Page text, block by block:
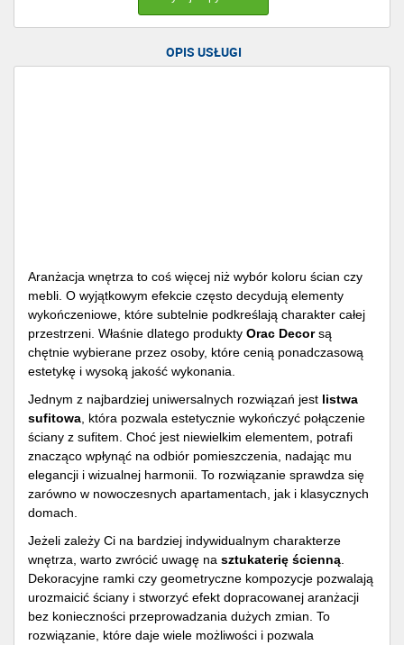
OPIS USŁUGI
Aranżacja wnętrza to coś więcej niż wybór koloru ścian czy
mebli. O wyjątkowym efekcie często decydują elementy
wykończeniowe, które subtelnie podkreślają charakter całej
przestrzeni. Właśnie dlatego produkty Orac Decorsą
chętnie wybierane przez osoby, które cenią ponadczasową
estetykę i wysoką jakość wykonania.
Jednym z najbardziej uniwersalnych rozwiązań jest listwa
sufitowa , która pozwala estetycznie wykończyć połączenie
ściany z sufitem. Choć jest niewielkim elementem, potrafi
znacząco wpłynąć na odbiór pomieszczenia, nadając mu
elegancji i wizualnej harmonii. To rozwiązanie sprawdza się
zarówno w nowoczesnych apartamentach, jak i klasycznych
domach.
Jeżeli zależy Ci na bardziej indywidualnym charakterze
wnętrza, warto zwrócić uwagę na sztukaterię ścienną
Dekoracyjne ramki czy geometryczne kompozycje pozwalają
urozmaicić ściany i stworzyć efekt dopracowanej aranżacji
bez konieczności przeprowadzania dużych zmian. To
rozwiązanie, które daje wiele możliwości i pozwala